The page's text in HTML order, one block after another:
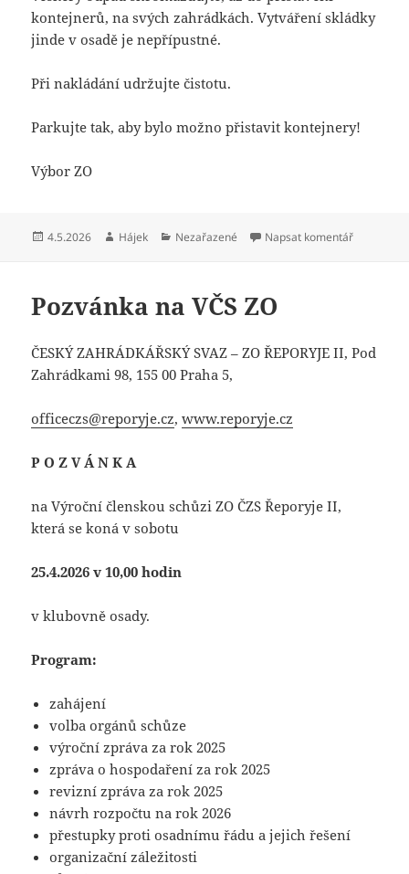
kontejnerů, na svých zahrádkách. Vytváření skládky
jinde v osadě je nepřípustné.
Při nakládání udržujte čistotu.
Parkujte tak, aby bylo možno přistavit kontejnery!
Výbor ZO
Publikováno:
4.5.2026 Autor:
Hájek Rubriky:
Nezařazené Napsat komentářpro text s
Pozvánka na VČS ZO
ČESKÝ ZAHRÁDKÁŘSKÝ SVAZ – ZO ŘEPORYJE II, Pod
Zahrádkami 98, 155 00 Praha 5,
officeczs@reporyje.cz,www.reporyje.cz
P O Z V Á N K A
na Výroční členskou schůzi ZO ČZS Řeporyje II,
která se koná v sobotu
25.4.2026 v 10,00 hodin
v klubovně osady.
Program:
zahájení
volba orgánů schůze
výroční zpráva za rok 2025
zpráva o hospodaření za rok 2025
revizní zpráva za rok 2025
návrh rozpočtu na rok 2026
přestupky proti osadnímu řádu a jejich řešení
organizační záležitosti